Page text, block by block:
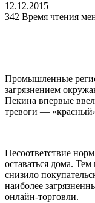
12.12.2015
342 Время чтения
Промышленные
загрязнением
Пекина впервые
тревоги —
Несоответствие
оставаться дома.
снизило
наиболее
онлайн-торговли.